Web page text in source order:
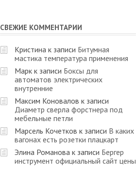
СВЕЖИЕ КОММЕНТАРИИ
Кристина к записи Битумная
мастика температура применения
Марк к записи Боксы для
автоматов электрических
внутренние
Максим Коновалов к записи
Диаметр сверла форстнера под
мебельные петли
Марсель Кочетков к записи В каких
вагонах есть розетки плацкарт
Элина Романова к записи Бергер
инструмент официальный сайт цены